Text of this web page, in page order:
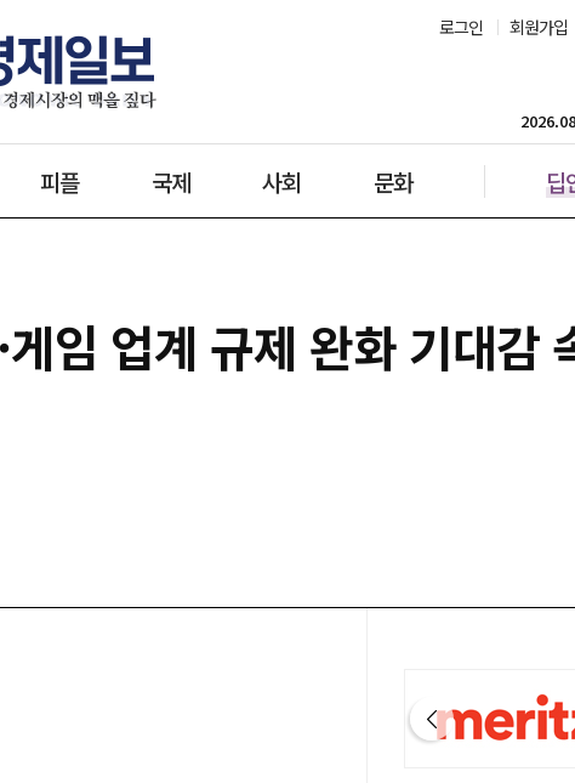
로그인 회원가입
피플 국제 사회 문화 딥
임 업계 규제 완화 기대감